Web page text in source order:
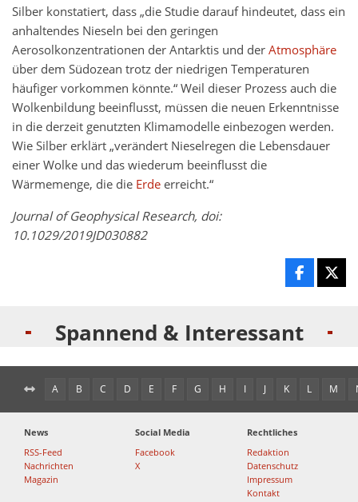
Silber konstatiert, dass „die Studie darauf hindeutet, dass ein
anhaltendes Nieseln bei den geringen
Aerosolkonzentrationen der Antarktis und derAtmosphäre
über dem Südozean trotz der niedrigen Temperaturen
häufiger vorkommen könnte.“ Weil dieser Prozess auch die
Wolkenbildung beeinflusst, müssen die neuen Erkenntnisse
in die derzeit genutzten Klimamodelle einbezogen werden.
Wie Silber erklärt „verändert Nieselregen die Lebensdauer
einer Wolke und das wiederum beeinflusst die
Wärmemenge, die die Erde erreicht.“
Journal of Geophysical Research, doi:
10.1029/2019JD030882
Spannend & Interessant
A B C D E F G H I J K L M
News
RSS-Feed
Nachrichten
Magazin
Social Media
Facebook
X
Rechtliches
Redaktion
Datenschutz
Impressum
Kontakt